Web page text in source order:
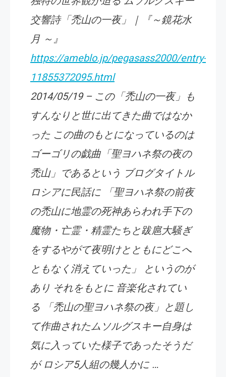
交響詩「禿山の一夜」｜『～鏡花水
月 ～』
https://ameblo.jp/pegasass2000/entry-
11855372095.html
2014/05/19 – この「禿山の一夜」も
すんなりと世に出てきた曲ではなか
った この曲のもとになっているのは
ゴーゴリの戯曲「聖ヨハネ祭の夜の
禿山」であるという ブログタイトル
ロシアに民話に 「聖ヨハネ祭の前夜
の禿山に地霊の死神あらわれ手下の
魔物・亡霊・精霊たちと跋扈大騒ぎ
をするやがて夜明けとともにどこへ
ともなく消えていった」 というのが
あり それをもとに 音楽化されてい
る 「禿山の聖ヨハネ祭の夜」と題し
て作曲されたムソルグスキー自身は
気に入っていた様子であったそうだ
が ロシア5人組の幾人かに …